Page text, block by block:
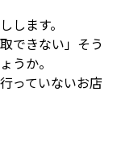
します。
できない」そう
うか。
っていないお店